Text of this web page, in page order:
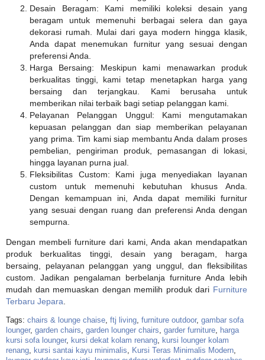
Desain Beragam: Kami memiliki koleksi desain yang
beragam untuk memenuhi berbagai selera dan gaya
dekorasi rumah. Mulai dari gaya modern hingga klasik,
Anda dapat menemukan furnitur yang sesuai dengan
preferensi Anda.
Harga Bersaing: Meskipun kami menawarkan produk
berkualitas tinggi, kami tetap menetapkan harga yang
bersaing dan terjangkau. Kami berusaha untuk
memberikan nilai terbaik bagi setiap pelanggan kami.
Pelayanan Pelanggan Unggul: Kami mengutamakan
kepuasan pelanggan dan siap memberikan pelayanan
yang prima. Tim kami siap membantu Anda dalam proses
pembelian, pengiriman produk, pemasangan di lokasi,
hingga layanan purna jual.
Fleksibilitas Custom: Kami juga menyediakan layanan
custom untuk memenuhi kebutuhan khusus Anda.
Dengan kemampuan ini, Anda dapat memiliki furnitur
yang sesuai dengan ruang dan preferensi Anda dengan
sempurna.
Dengan membeli furniture dari kami, Anda akan mendapatkan
produk berkualitas tinggi, desain yang beragam, harga
bersaing, pelayanan pelanggan yang unggul, dan fleksibilitas
custom. Jadikan pengalaman berbelanja furniture Anda lebih
mudah dan memuaskan dengan memilih produk dari Furniture
Terbaru Jepara
Tags: chairs & lounge chaise, ftj living, furniture outdoor, gambar sofa
lounger, garden chairs, garden lounger chairs, garder furniture, harga
kursi sofa lounger, kursi dekat kolam renang, kursi lounger kolam
renang, kursi santai kayu minimalis, Kursi Teras Minimalis Modern,